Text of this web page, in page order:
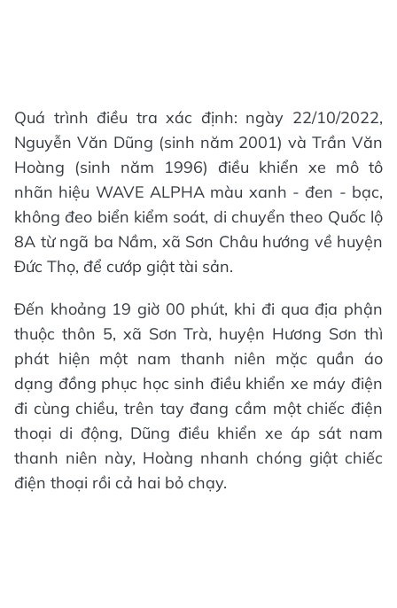
Quá trình điều tra xác định: ngày 22/10/2022,
Nguyễn Văn Dũng (sinh năm 2001) và Trần Văn
Hoàng (sinh năm 1996) điều khiển xe mô tô
nhãn hiệu WAVE ALPHA màu xanh - đen - bạc,
không đeo biển kiểm soát, di chuyển theo Quốc lộ
8A từ ngã ba Nầm, xã Sơn Châu hướng về huyện
Đức Thọ, để cướp giật tài sản.
Đến khoảng 19 giờ 00 phút, khi đi qua địa phận
thuộc thôn 5, xã Sơn Trà, huyện Hương Sơn thì
phát hiện một nam thanh niên mặc quần áo
dạng đồng phục học sinh điều khiển xe máy điện
đi cùng chiều, trên tay đang cầm một chiếc điện
thoại di động, Dũng điều khiển xe áp sát nam
thanh niên này, Hoàng nhanh chóng giật chiếc
điện thoại rồi cả hai bỏ chạy.